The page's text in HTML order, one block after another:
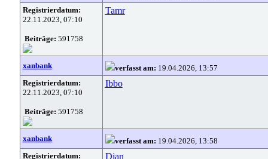
Registrierdatum:
22.11.2023, 07:10
Beiträge: 591758
Tamr
xanbank verfasst am: 19.04.2026, 13:57
Registrierdatum:
22.11.2023, 07:10
Beiträge: 591758
Ibbo
xanbank verfasst am: 19.04.2026, 13:58
Registrierdatum:
Dian